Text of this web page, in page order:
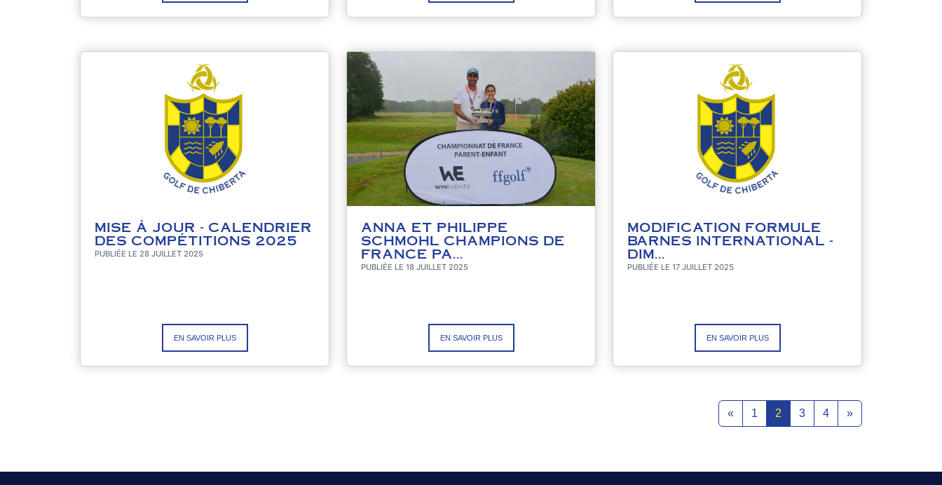
MISE À JOUR - CALENDRIER
DES COMPÉTITIONS 2025
PUBLIÉE LE 28 JUILLET 2025
EN SAVOIR PLUS
ANNA ET PHILIPPE
SCHMOHL CHAMPIONS DE
FRANCE PA...
PUBLIÉE LE 18 JUILLET 2025
EN SAVOIR PLUS
MODIFICATION FORMULE
BARNES INTERNATIONAL -
DIM...
PUBLIÉE LE 17 JUILLET 2025
EN SAVOIR PLUS
« 1 2 3 4 »